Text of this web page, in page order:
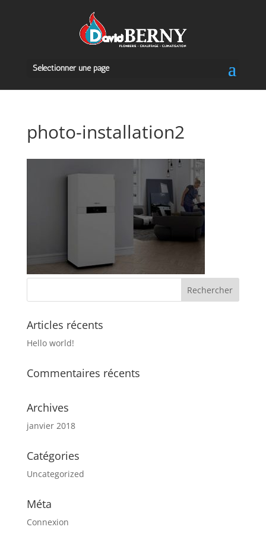
Sélectionner une page
photo-installation2
Articles récents
Hello world!
Commentaires récents
Archives
janvier 2018
Catégories
Uncategorized
Méta
Connexion